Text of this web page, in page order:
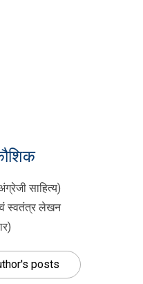
साहित्य)
स्वतंत्र लेखन
posts